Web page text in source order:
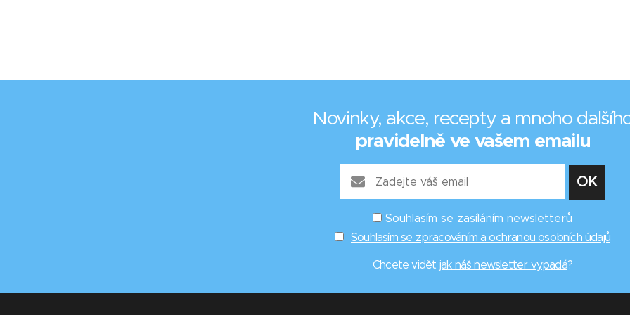
Novinky, akce, recepty a mnoho
pravidelně ve vašem emailu
Souhlasím se zasíláním newsletterů
Souhlasím se zpracováním a ochranou osobních údajů
Chcete vidět jak náš newsletter vypadá?